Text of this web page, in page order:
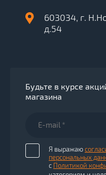
603034, г.
д.54
Будьте в курсе
магазина
Я выражаю
персональных
с Политикой